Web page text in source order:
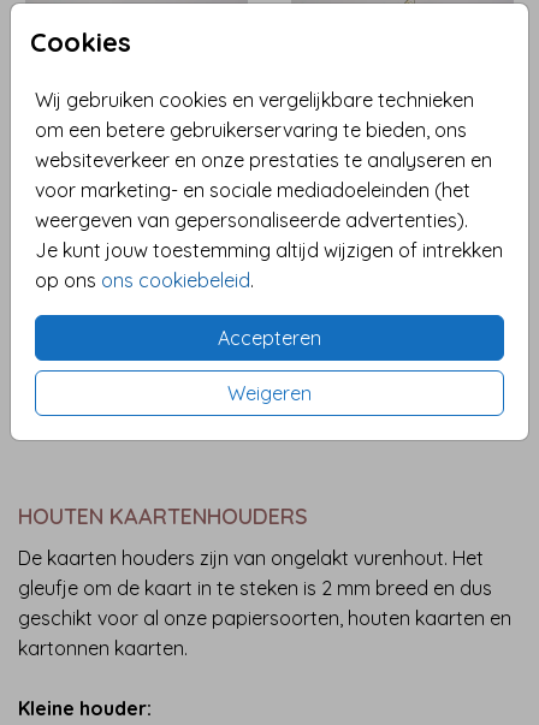
Cookies
Wij gebruiken cookies en vergelijkbare technieken
om een betere gebruikerservaring te bieden, ons
websiteverkeer en onze prestaties te analyseren en
voor marketing- en sociale mediadoeleinden (het
weergeven van gepersonaliseerde advertenties).
Je kunt jouw toestemming altijd wijzigen of intrekken
op ons ons cookiebeleid.
Accepteren
Weigeren
HOUTEN KAARTENHOUDERS
De kaarten houders zijn van ongelakt vurenhout. Het
gleufje om de kaart in te steken is 2 mm breed en dus
geschikt voor al onze papiersoorten, houten kaarten en
kartonnen kaarten.
Kleine houder: